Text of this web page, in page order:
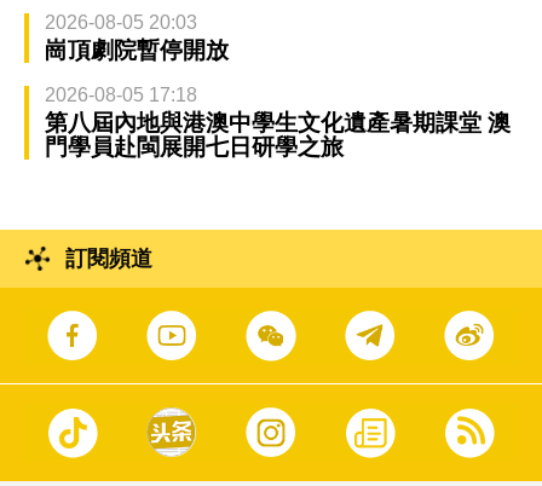
2026-08-05 20:03
崗頂劇院暫停開放
2026-08-05 17:18
第八屆內地與港澳中學生文化遺產暑期課堂 澳
門學員赴閩展開七日研學之旅
訂閱頻道